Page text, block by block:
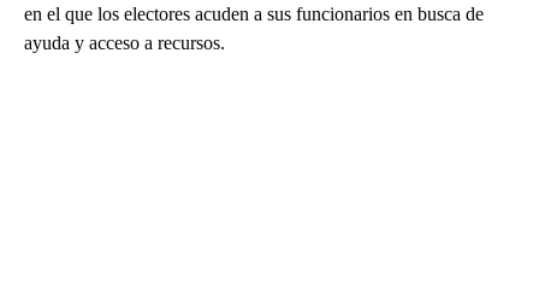
en el que los electores acuden a sus funcionarios en busca de
ayuda y acceso a recursos.